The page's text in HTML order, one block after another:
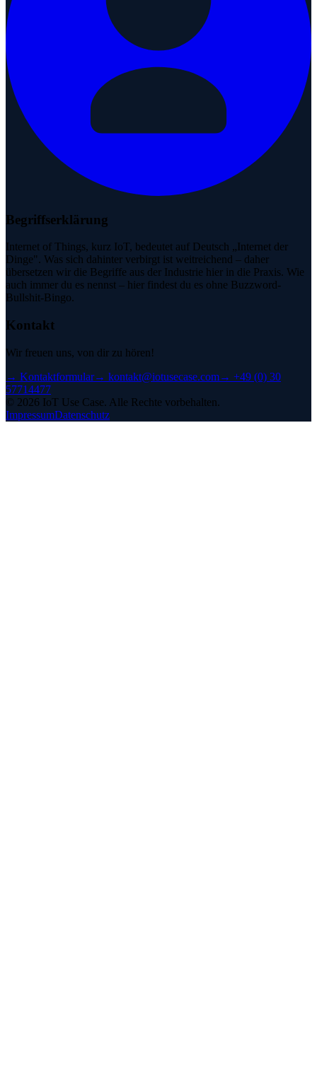
Begriffserklärung
Internet of Things, kurz IoT, bedeutet auf Deutsch „Internet der
Dinge". Was sich dahinter verbirgt ist weitreichend – daher
übersetzen wir die Begriffe aus der Industrie hier in die Praxis. Wie
auch immer du es nennst – hier findest du es ohne Buzzword-
Bullshit-Bingo.
Kontakt
Wir freuen uns, von dir zu hören!
→ Kontaktformular→ kontakt@iotusecase.com→ +49 (0) 30
57714477
© 2026 IoT Use Case. Alle Rechte vorbehalten.
ImpressumDatenschutz